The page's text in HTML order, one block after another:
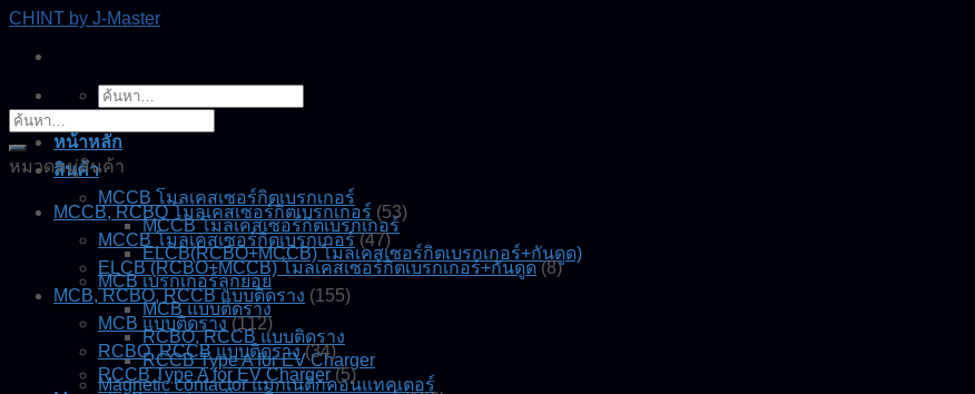
Skip
content
CHINT by J-Master
ค้นหา:
หน้าหลัก
สินค้า
MCCB โมลเคสเซอร์กิตเบรกเกอร์
MCCB โมลเคสเซอร์กิตเบรกเกอร์
ELCB(RCBO+MCCB) โมลเคสเซอร์กิตเบรกเกอร์+กันดูด)
MCB เบรกเกอร์ลูกย่อย
MCB แบบติดราง
RCBO, RCCB แบบติดราง
RCCB Type A for EV Charger
Magnetic contactor แมกเนติกคอนแทคเตอร์
ค้นหา:
หมวดหมู่สินค้า
MCCB, RCBO โมลเคสเซอร์กิตเบรกเกอร์ (53)
MCCB โมลเคสเซอร์กิตเบรกเกอร์ (47)
ELCB (RCBO+MCCB) โมลเคสเซอร์กิตเบรกเกอร์+กันดูด (8)
MCB, RCBO, RCCB แบบติดราง (155)
MCB แบบติดราง (112)
RCBO, RCCB แบบติดราง (34)
RCCB Type A for EV Charger (5)